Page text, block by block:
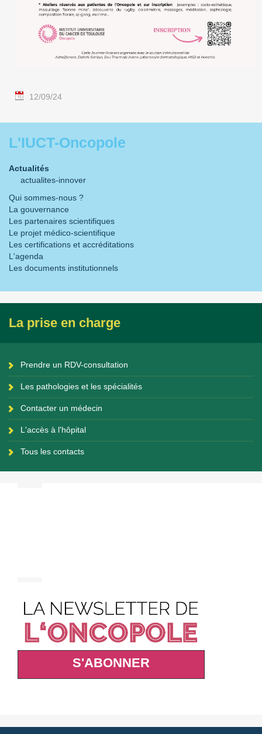
12/09/24
L'IUCT-Oncopole
Actualités
actualites-innover
Qui sommes-nous ?
La gouvernance
Les partenaires scientifiques
Le projet médico-scientifique
Les certifications et accréditations
L'agenda
Les documents institutionnels
La prise en charge
Prendre un RDV-consultation
Les pathologies et les spécialités
Contacter un médecin
L'accès à l'hôpital
Tous les contacts
S'ABONNER